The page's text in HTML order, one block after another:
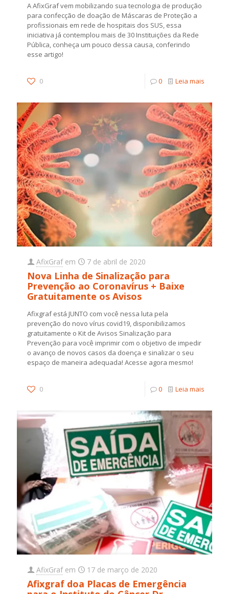
A AfixGraf vem mobilizando sua tecnologia de produção
para confecção de doação de Máscaras de Proteção a
profissionais em rede de hospitais dos SUS, essa
iniciativa já contemplou mais de 30 Instituições da Rede
Pública, conheça um pouco dessa causa, conferindo
esse artigo!
0 0 Leia mais
AfixGraf em 7 de abril de 2020
Nova Linha de Sinalização para
Prevenção ao Coronavírus + Baixe
Gratuitamente os Avisos
Afixgraf está JUNTO com você nessa luta pela
prevenção do novo vírus covid19, disponibilizamos
gratuitamente o Kit de Avisos Sinalização para
Prevenção para você imprimir com o objetivo de impedir
o avanço de novos casos da doença e sinalizar o seu
espaço de maneira adequada! Acesse agora mesmo!
0 0 Leia mais
AfixGraf em 17 de março de 2020
Afixgraf doa Placas de Emergência